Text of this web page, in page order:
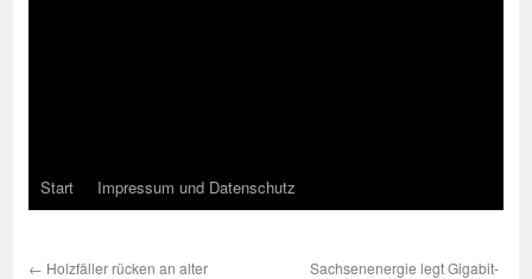
Start Impressum und Datenschutz
← Holzfäller rücken an alter
Sachsenenergie legt Gigabit-